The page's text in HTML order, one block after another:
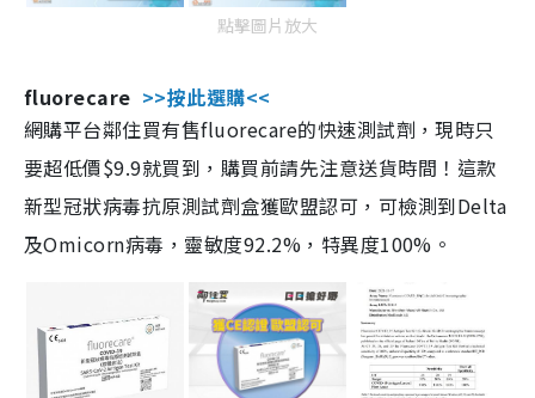
點擊圖片放大
fluorecare >>按此選購<<
網購平台鄰住買有售fluorecare的快速測試劑，現時只
要超低價$9.9就買到，購買前請先注意送貨時間！這款
新型冠狀病毒抗原測試劑盒獲歐盟認可，可檢測到Delta
及Omicorn病毒，靈敏度92.2%，特異度100%。